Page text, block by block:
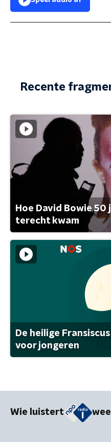
Recente
Hoe David Bowie 50
terecht kwam
De heilige
voor jongeren
Wie luistert